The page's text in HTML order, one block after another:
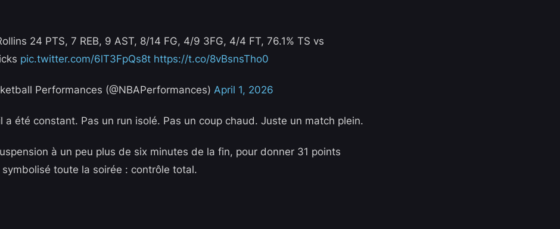
24 PTS, 7 REB, 9 AST, 8/14 FG, 4/9 3FG, 4/4 FT, 76.1% TS vs
pic.twitter.com/6lT3FpQs8t https://t.co/8vBsnsTho0
Performances (@NBAPerformances) April 1, 2026
a été constant. Pas un run isolé. Pas un coup chaud. Juste un match plein.
à un peu plus de six minutes de la fin, pour donner 31 points
symbolisé toute la soirée : contrôle total.